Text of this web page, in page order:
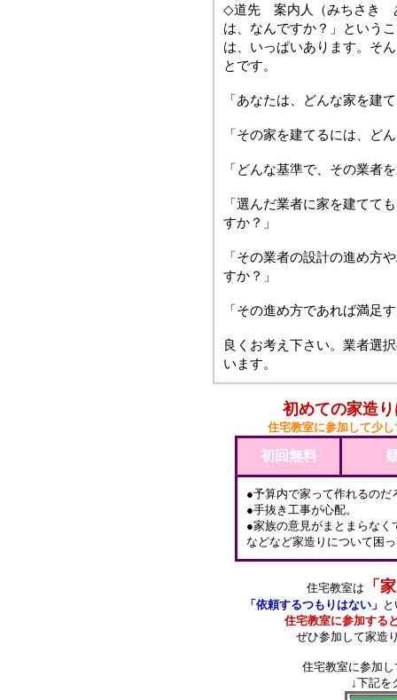
◇道先 案内人（みちさき
は、なんですか？」という
は、いっぱいあります。そ
とです。
「あなたは、どんな家を建
「その家を建てるには、ど
「どんな基準で、その業者
「選んだ業者に家を建てて
すか？」
「その業者の設計の進め方
すか？」
「その進め方であれば満足
良くお考え下さい。業者選
います。
初めての家造
住宅教室に参加して少
初回無料
●予算内で家って作れるのだ
●手抜き工事が心配。
●家族の意見がまとまらなく
などなど家造りについて困
住宅教室は 「
「依頼するつもりはない」
住宅教室に参加する
ぜひ参加して家造
住宅教室に参加
↓下記を